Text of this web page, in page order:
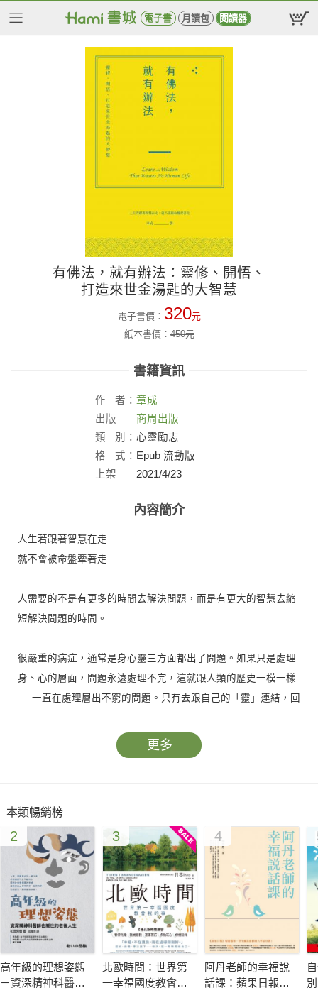
電子書 月讀包 閱讀器
有佛法，就有辦法：靈修、開悟、
打造來世金湯匙的大智慧
電子書價： 320元
紙本書價：450元
書籍資訊
作 者： 章成
出版
社：
商周出版
類
別： 心靈勵志
格
式： Epub 流動版
上架
2021/4/23
內容簡介
人生若跟著智慧在走
就不會被命盤牽著走
人需要的不是有更多的時間去解決問題，而是有更大的智慧去縮
短解決問題的時間。
很嚴重的病症，通常是身心靈三方面都出了問題。如果只是處理
身、心的層面，問題永遠處理不完，這就跟人類的歷史一模一樣
──一直在處理層出不窮的問題。只有去跟自己的「靈」連結，回
教、超越名相、那真正的「神」，那你就是真正被「神」帶領的
人，你會一直開悟上去，直到自己也與神合一。
的智慧，你會感受到，那些訊息都在啟發你的「覺察」，減少你
的「耽溺」，讓你回到你內心的清明，去以實際行動，面對你不
該逃避的人生課題。
「智慧」就像可以療癒任何受傷、解決人生任何問題的APP。用
這個「智慧的APP」去重整自己耗能的系統、強化和本靈連結的
那個蟲洞點，於是就更容易充滿能量、強大氣場。
為什麼「智慧」會產生療癒呢？因為「智慧」就是一種「清
更多
本類暢銷榜
2
高年級的理想姿態
－資深精神科醫師
3
北歐時間：世界第
一幸福國度教會我
4
阿丹老師的幸福說
話課：蘋果日報專